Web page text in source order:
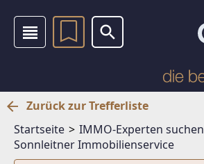
Zurück zur Trefferliste
Startseite
IMMO-Experten suchen
Sonnleitner Immobilienservice